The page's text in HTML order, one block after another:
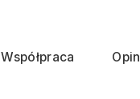
Współpraca